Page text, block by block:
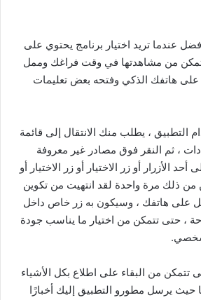
عندما تريد اختيار برنامج يحتوي على
من مشاهدتها في وقت فراغك وممل
هاتفك الذكي وفتحه بعض تعليمات
التطبيق ، يطلب منك الانتقال إلى قائمة
، ثم النقر فوق مصادر غير معروفة
الأزرار أو زر الاختيار أو زر الاختيار أو
من ذلك مرة واحدة لقد انتهيت من تكوين
على هاتفك ، وسيكون به زر خاص داخل
، حتى تتمكن من اختيار ما يناسب جودة
تتمكن من البقاء على اطلاع بكل الأشياء
حيث يرسل مطورو التطبيق إليك أخبارًا